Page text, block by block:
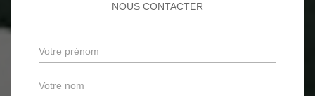
NOUS CONTACTER